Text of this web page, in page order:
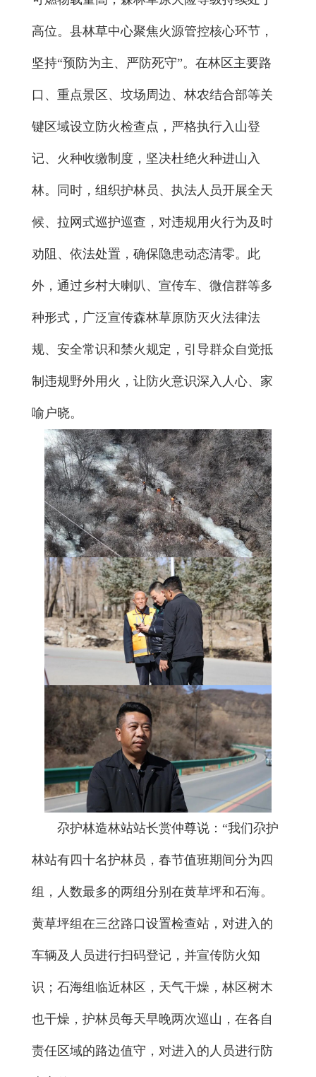
高位。县林草中心聚焦火源管控核心环节，
坚持“预防为主、严防死守”。在林区主要路
口、重点景区、坟场周边、林农结合部等关
键区域设立防火检查点，严格执行入山登
记、火种收缴制度，坚决杜绝火种进山入
林。同时，组织护林员、执法人员开展全天
候、拉网式巡护巡查，对违规用火行为及时
劝阻、依法处置，确保隐患动态清零。此
外，通过乡村大喇叭、宣传车、微信群等多
种形式，广泛宣传森林草原防灭火法律法
规、安全常识和禁火规定，引导群众自觉抵
制违规野外用火，让防火意识深入人心、家
喻户晓。
尕护林造林站站长赏仲尊说：“我们尕护
林站有四十名护林员，春节值班期间分为四
组，人数最多的两组分别在黄草坪和石海。
黄草坪组在三岔路口设置检查站，对进入的
车辆及人员进行扫码登记，并宣传防火知
识；石海组临近林区，天气干燥，林区树木
也干燥，护林员每天早晚两次巡山，在各自
责任区域的路边值守，对进入的人员进行防